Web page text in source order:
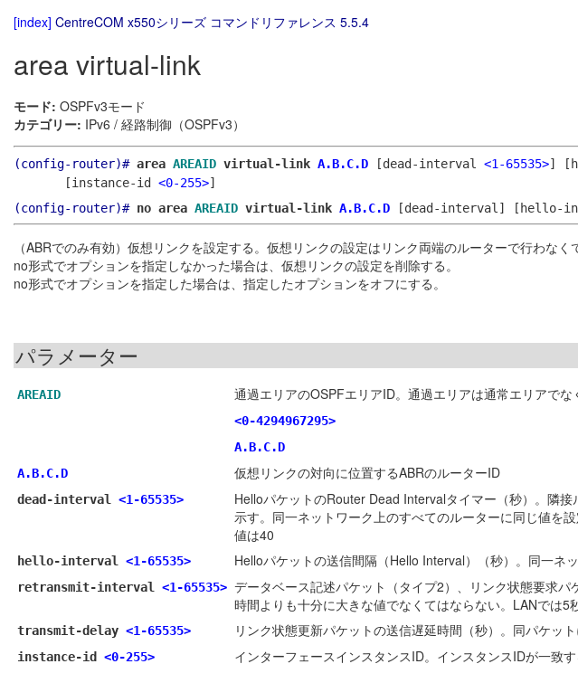
[index] CentreCOM x550シリーズ コマンドリファレンス 5.5.4
area virtual-link
モード: OSPFv3モード
カテゴリー: IPv6 / 経路制御（OSPFv3）
(config-router)# area AREAID virtual-link A.B.C.D [dead-interval <1-65535>]
[instance-id <0-255>]
(config-router)# no area AREAID virtual-link A.B.C.D [dead-interval] [hello-
（ABRでのみ有効）仮想リンクを設定する。仮想リンクの設定はリンク両端のルーターで行わなく
no形式でオプションを指定しなかった場合は、仮想リンクの設定を削除する。
no形式でオプションを指定した場合は、指定したオプションをオフにする。
パラメーター
AREAID 通過エリアのOSPFエリアID。通過エリアは通常エリアで
<0-4294967295>
A.B.C.D
A.B.C.D 仮想リンクの対向に位置するABRのルーターID
dead-interval <1-65535>
HelloパケットのRouter Dead Intervalタイマー（秒）。隣
示す。同一ネットワーク上のすべてのルーターに同じ値を
値は40
hello-interval <1-65535> Helloパケットの送信間隔（Hello Interval）（秒）。同一ネ
retransmit-interval <1-65535> データベース記述パケット（タイプ2）、リンク状態要求
時間よりも十分に大きな値でなくてはならない。LANでは5
transmit-delay <1-65535> リンク状態更新パケットの送信遅延時間（秒）。同パケッ
instance-id <0-255> インターフェースインスタンスID。インスタンスIDが一致